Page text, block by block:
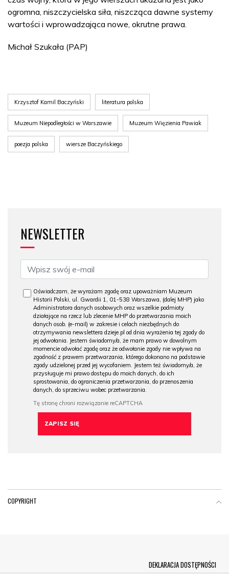
ogromna, niszczycielska siła, niszcząca dawne systemy
wartości i wprowadzająca nowe, okrutne prawa.
Michał Szukała (PAP)
Krzysztof Kamil Baczyński literatura polska
Muzeum Niepodległości w Warszawie Muzeum Więzienia Pawiak
poezja polska wiersze Baczyńskiego
NEWSLETTER
Oświadczam, że wyrażam zgodę oraz upoważniam Muzeum
Historii Polski, ul. Gwardii 1, 01-538 Warszawa, (dalej MHP) jako
Administratora danych osobowych oraz wszelkie podmioty
działające na rzecz lub zlecenie MHP do przetwarzania moich
danych osob. (e-mail) w zakresie i celach niezbędnych do
otrzymywania newslettera dzieje.pl od dnia wyrażenia tej zgody do
jej odwołania. Jestem świadomy/a, że mam prawo w dowolnym
momencie odwołać zgodę oraz że odwołanie zgody nie wpływa na
zgodność z prawem przetwarzania, którego dokonano na podstawie
zgody udzielonej przed jej wycofaniem. Jestem też świadomy/a, że
przysługuje mi prawo dostępu do moich danych, do ich
sprostowania, do ograniczenia przetwarzania, do przenoszenia
danych, do sprzeciwu wobec przetwarzania.
COPYRIGHT
DEKLARACJA DOSTĘPNOŚCI